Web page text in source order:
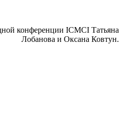
конференции ICMCI Татьяна
Лобанова и Оксана Ковтун.